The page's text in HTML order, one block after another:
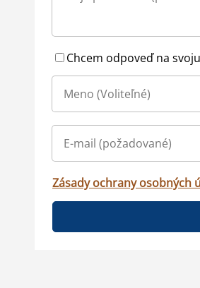
Chcem odpoveď na
Zásady ochrany osobných